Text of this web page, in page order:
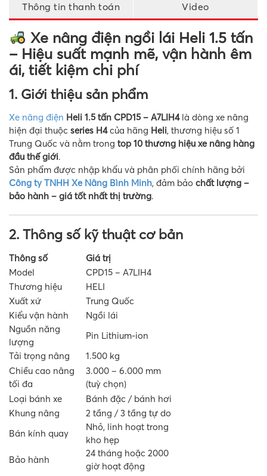
Thông tin thanh toán Video
Xe nâng điện ngồi lái Heli 1.5 tấn
– Hiệu suất mạnh mẽ, vận hành êm
ái, tiết kiệm chi phí
1. Giới thiệu sản phẩm
Xe nâng điện Heli 1.5 tấn CPD15 – A7LIH4là dòng xe nâng
hiện đại thuộc series H4của hãng Heli, thương hiệu số 1
Trung Quốc và nằm trong top 10 thương hiệu xe nâng hàng
đầu thế giới.
Sản phẩm được nhập khẩu và phân phối chính hãng bởi
Công ty TNHH Xe Nâng Bình Minh, đảm bảo chất lượng –
bảo hành – giá tốt nhất thị trường.
2. Thông số kỹ thuật cơ bản
Thông số
Giá trị
Model
CPD15 – A7LIH4
Thương hiệu
HELI
Xuất xứ
Trung Quốc
Kiểu vận hành
Ngồi lái
Nguồn năng
lượng
Pin Lithium-ion
Tải trọng nâng
1.500 kg
Chiều cao nâng
tối đa
3.000 – 6.000 mm
(tuỳ chọn)
Loại bánh xe
Bánh đặc / bánh hơi
Khung nâng
2 tầng / 3 tầng tự do
Bán kính quay
Nhỏ, linh hoạt trong
kho hẹp
Bảo hành
24 tháng hoặc 2000
giờ hoạt động